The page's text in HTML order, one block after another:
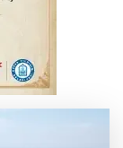
destek
olacak?